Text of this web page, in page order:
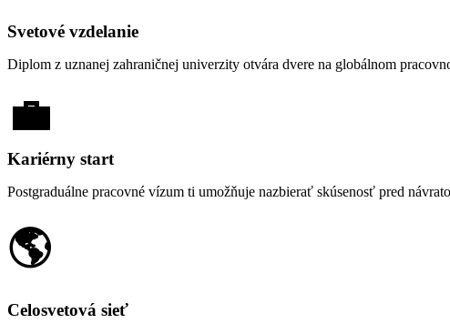
Svetové vzdelanie
Diplom z uznanej zahraničnej univerzity otvára dvere na globálnom
💼
Kariérny start
Postgraduálne pracovné vízum ti umožňuje nazbierať skúsenosť pred
🌎
Celosvetová sieť